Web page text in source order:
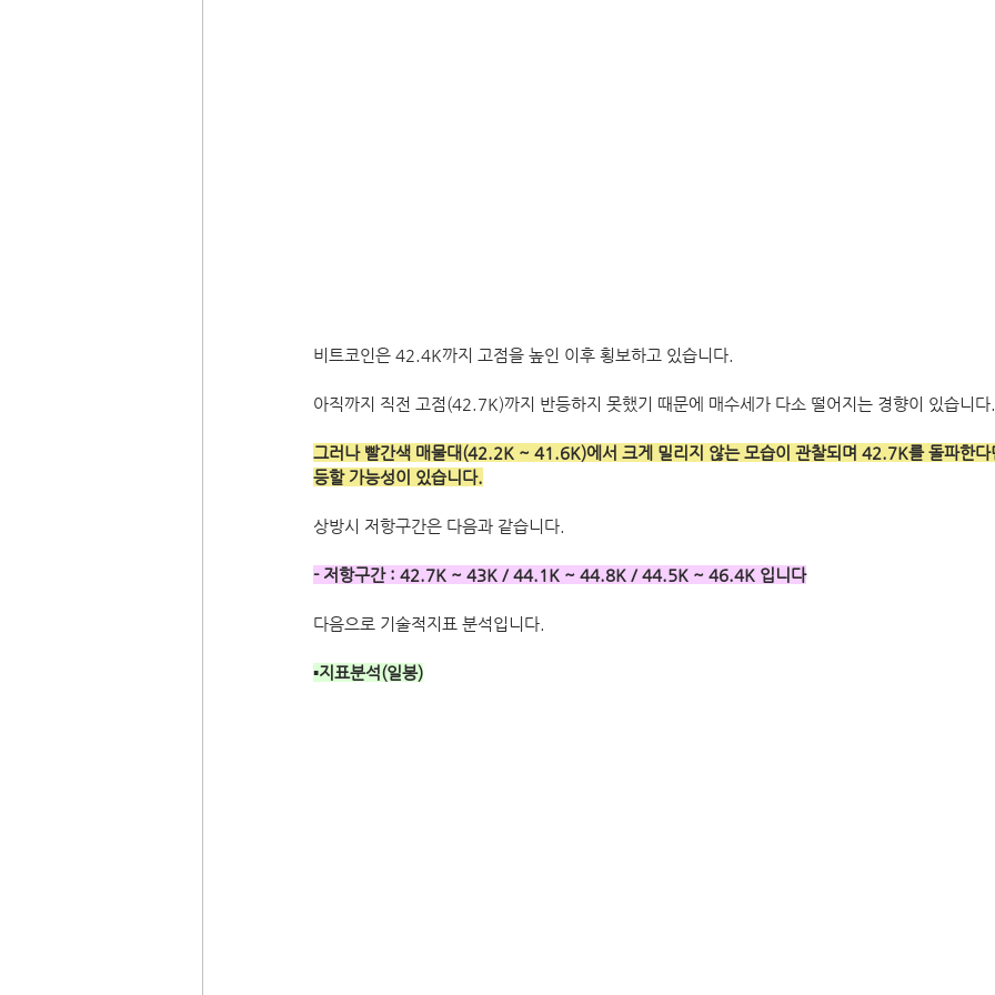
비트코인은 42.4K까지 고점을 높인 이후 횡보하고 있습니다.
아직까지 직전 고점(42.7K)까지 반등하지 못했기 때문에 매수세가 다소 떨어지는 경향이 있습니다.
그러나 빨간색 매물대(42.2K ~ 41.6K)에서 크게 밀리지 않는 모습이 관찰되며 42.7K를 돌파한
등할 가능성이 있습니다.
상방시 저항구간은 다음과 같습니다.
- 저항구간 : 42.7K ~ 43K / 44.1K ~ 44.8K / 44.5K ~ 46.4K 입니다
다음으로 기술적지표 분석입니다.
▪지표분석(일봉)